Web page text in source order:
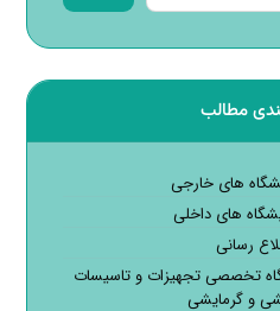
مطالب
های خارجی
های داخلی
رسانی
تخصصی تجهیزات و تاسیسات
و گرمایشی